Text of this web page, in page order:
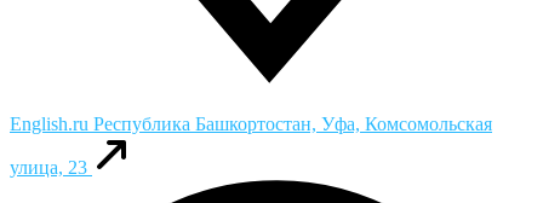
English.ru Республика Башкортостан, Уфа, Комсомольская
улица, 23